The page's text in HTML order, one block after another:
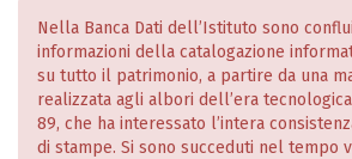
Nella Banca Dati dell’Istituto sono
informazioni della catalogazione
su tutto il patrimonio, a partire da una
realizzata agli albori dell’era
89, che ha interessato l’intera
di stampe. Si sono succeduti nel tempo